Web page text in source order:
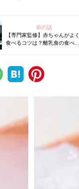
前の話
【専門家監修】赤ちゃんがよく
食べるコツは？離乳食の食べさ